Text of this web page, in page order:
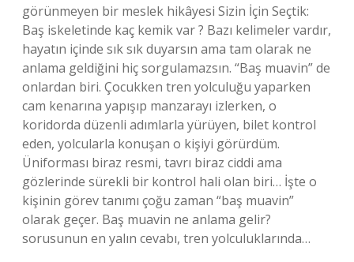
görünmeyen bir meslek hikâyesi Sizin İçin Seçtik:
Baş iskeletinde kaç kemik var ? Bazı kelimeler vardır,
hayatın içinde sık sık duyarsın ama tam olarak ne
anlama geldiğini hiç sorgulamazsın. “Baş muavin” de
onlardan biri. Çocukken tren yolculuğu yaparken
cam kenarına yapışıp manzarayı izlerken, o
koridorda düzenli adımlarla yürüyen, bilet kontrol
eden, yolcularla konuşan o kişiyi görürdüm.
Üniforması biraz resmi, tavrı biraz ciddi ama
gözlerinde sürekli bir kontrol hali olan biri… İşte o
kişinin görev tanımı çoğu zaman “baş muavin”
olarak geçer. Baş muavin ne anlama gelir?
sorusunun en yalın cevabı, tren yolculuklarında…